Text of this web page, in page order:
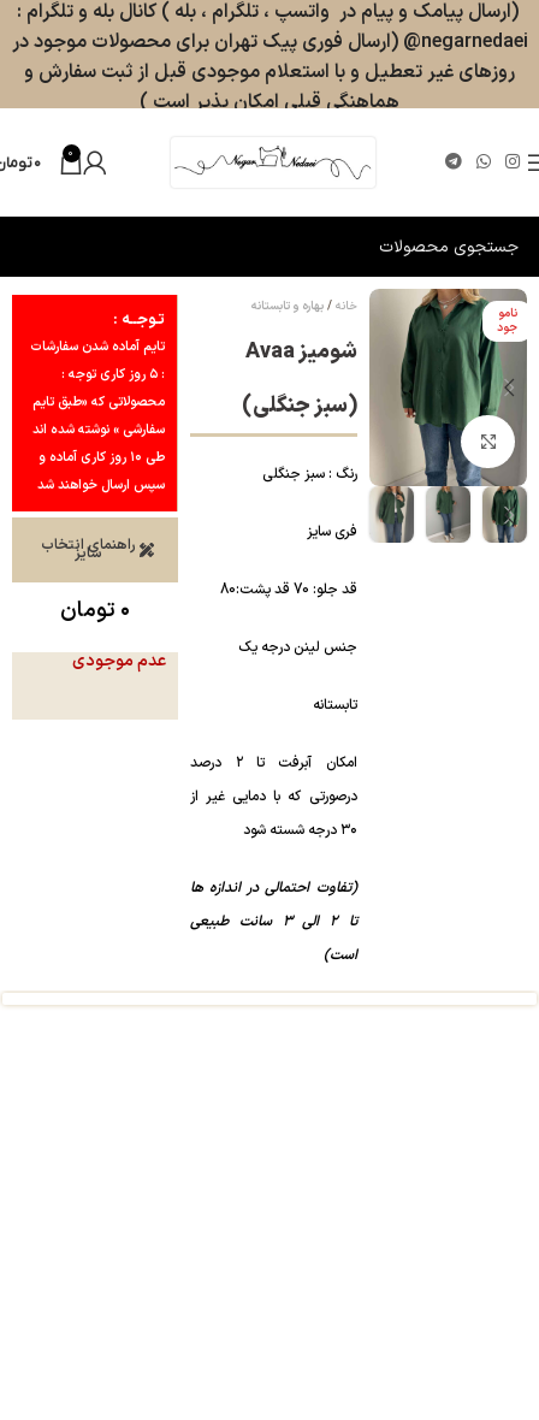
0 ۰
نامو
جود
بزرگنمایی تصویر
خانه بهاره و تابستانه
شومیز Avaa
(سبز جنگلی)
رنگ : سبز جنگلی
فری سایز
قد جلو: 70 قد پشت:80
جنس لینن درجه یک
تابستانه
امکان آبرفت تا ۲ درصد
درصورتی که با دمایی غیر از
۳۰ درجه شسته شود
(تفاوت احتمالی در اندازه ها
تا 2 الی 3 سانت طبیعی
است)
تـوجــه :
تایم آماده شدن سفارشات
: ۵ روز کاری توجه :
محصولاتی که «طبق تایم
سفارشی » نوشته شده اند
طی ۱۰ روز کاری آماده و
سپس ارسال خواهند شد
راهنمای انتخاب
سایز
۰ تومان
عدم موجودی
(ارسال پیامک و پیام در واتسپ ، تلگرام ، بله ) کانال بله و تلگرام :
negarnedaei@ (ارسال فوری پیک تهران برای محصولات موجود در
روزهای غیر تعطیل و با استعلام موجودی قبل از ثبت سفارش و
هماهنگی قبلی امکان پذیر است )